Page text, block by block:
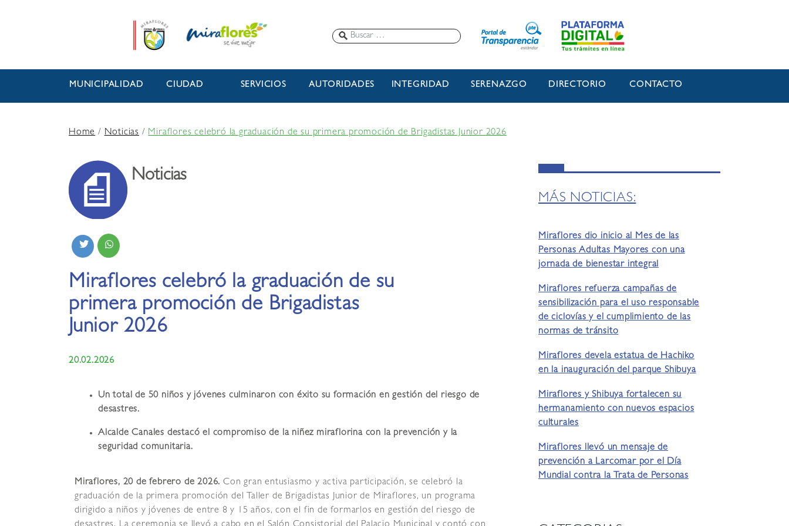
MUNICIPALIDAD CIUDAD SERVICIOS AUTORIDADES INTEGRIDAD SERENAZGO DIRECTORIO CONTACTO
Home/Noticias /Miraflores celebró la graduación de su primera promoción de Brigadistas Junior 2026
Noticias
Miraflores celebró la graduación de su
primera promoción de Brigadistas
Junior 2026
20.02.2026
Un total de 50 niños y jóvenes culminaron con éxito su formación en gestión del riesgo de
desastres.
Alcalde Canales destacó el compromiso de la niñez miraflorina con la prevención y la
seguridad comunitaria.
Miraflores, 20 de febrero de 2026. Con gran entusiasmo y activa participación, se celebró la
graduación de la primera promoción del Taller de Brigadistas Junior de Miraflores, un programa
dirigido a niños y jóvenes de entre 8 y 15 años, con el fin de formarlos en gestión del riesgo de
MÁS NOTICIAS:
Miraflores dio inicio al Mes de las
Personas Adultas Mayores con una
jornada de bienestar integral
Miraflores refuerza campañas de
sensibilización para el uso responsable
de ciclovías y el cumplimiento de las
normas de tránsito
Miraflores devela estatua de Hachiko
en la inauguración del parque Shibuya
Miraflores y Shibuya fortalecen su
hermanamiento con nuevos espacios
culturales
Miraflores llevó un mensaje de
prevención a Larcomar por el Día
Mundial contra la Trata de Personas